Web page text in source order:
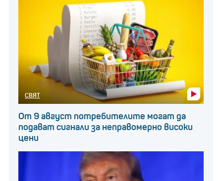
СВЯТ
От 9 август потребителите могат да
подават сигнали за неправомерно високи
цени